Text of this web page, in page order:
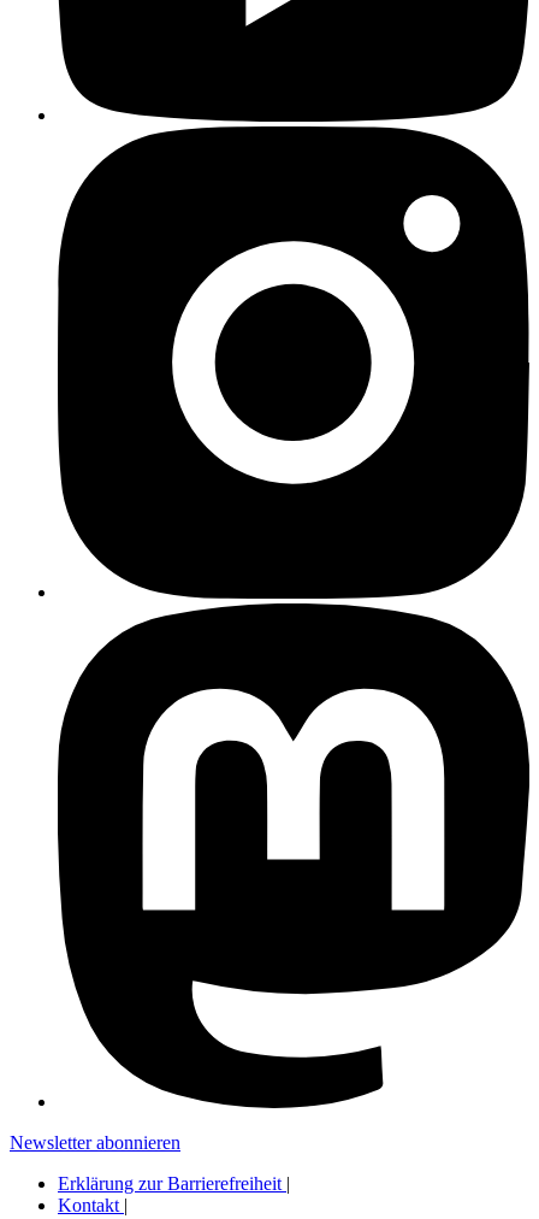
Newsletter abonnieren
Erklärung zur Barrierefreiheit |
Kontakt |